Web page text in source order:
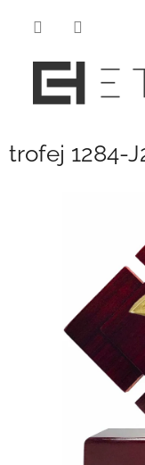
trofej 1284-